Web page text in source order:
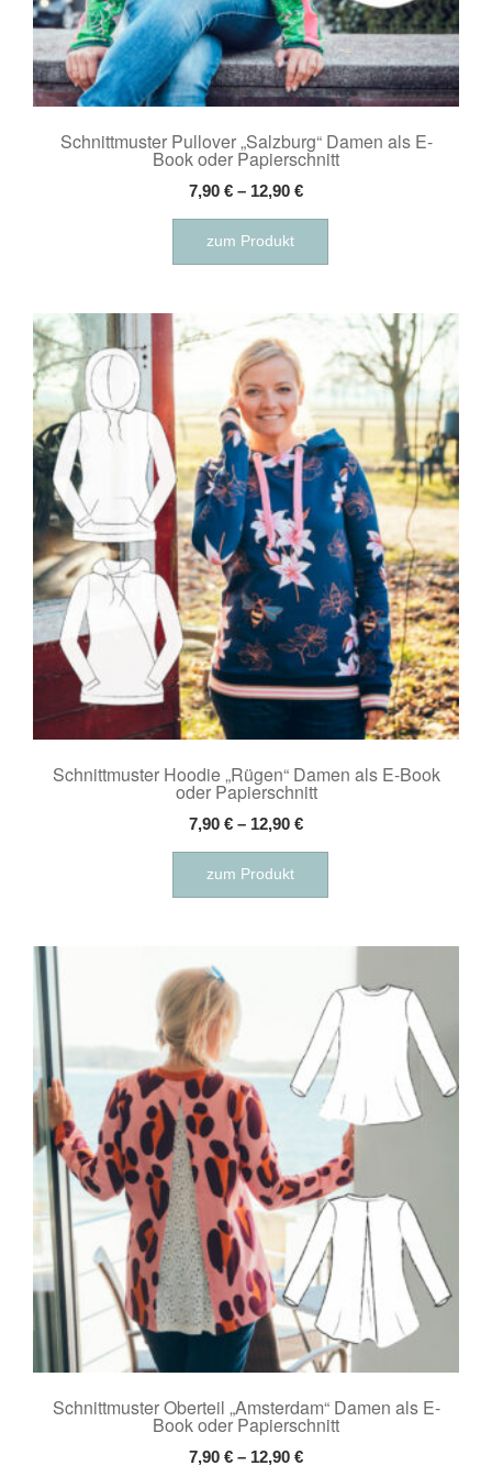
Schnittmuster Pullover „Salzburg“ Damen als E-
Book oder Papierschnitt
7,90 € – 12,90 €
zum Produkt
Dieses
weist
Varianten
auf.
Die
Optionen
können
auf
der
Produktseite
gewählt
werden
Schnittmuster Hoodie „Rügen“ Damen als E-Book
oder Papierschnitt
7,90 € – 12,90 €
zum Produkt
Dieses
weist
Die
Optionen
können
auf
der
Produktseite
gewählt
werden
Schnittmuster Oberteil „Amsterdam“ Damen als E-
Book oder Papierschnitt
7,90 € – 12,90 €